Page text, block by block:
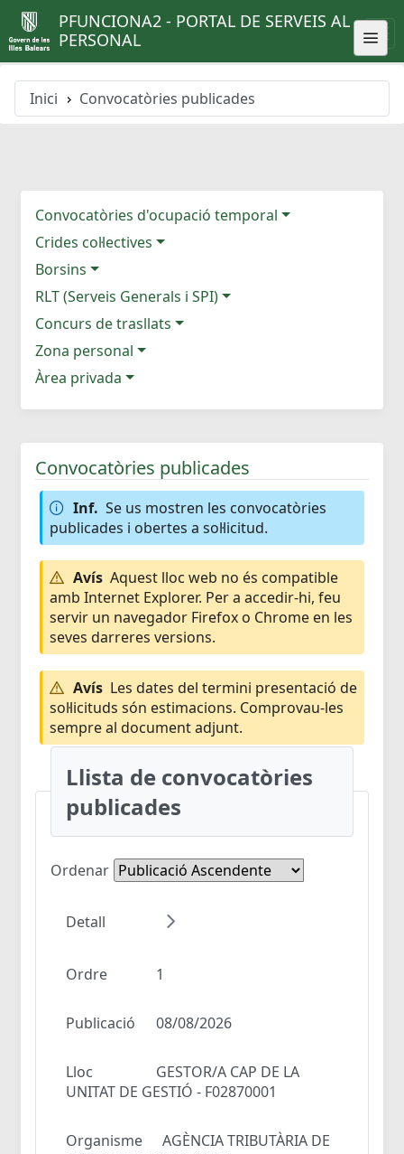
PFUNCIONA2 - PORTAL DE SERVEIS AL
PERSONAL
Inici Convocatòries publicades
Convocatòries d'ocupació temporal
Crides col·lectives
Borsins
RLT (Serveis Generals i SPI)
Concurs de trasllats
Zona personal
Àrea privada
Convocatòries publicades
Inf. Se us mostren les convocatòries
publicades i obertes a sol·licitud.
Avís Aquest lloc web no és compatible
amb Internet Explorer. Per a accedir-hi, feu
servir un navegador Firefox o Chrome en les
seves darreres versions.
Avís Les dates del termini presentació de
sol·licituds són estimacions. Comprovau-les
sempre al document adjunt.
Llista de convocatòries
publicades
Ordenar
Detall
Ordre 1
Publicació 08/08/2026
Lloc
GESTOR/A CAP DE LA
UNITAT DE GESTIÓ - F02870001
Organisme
AGÈNCIA TRIBUTÀRIA DE